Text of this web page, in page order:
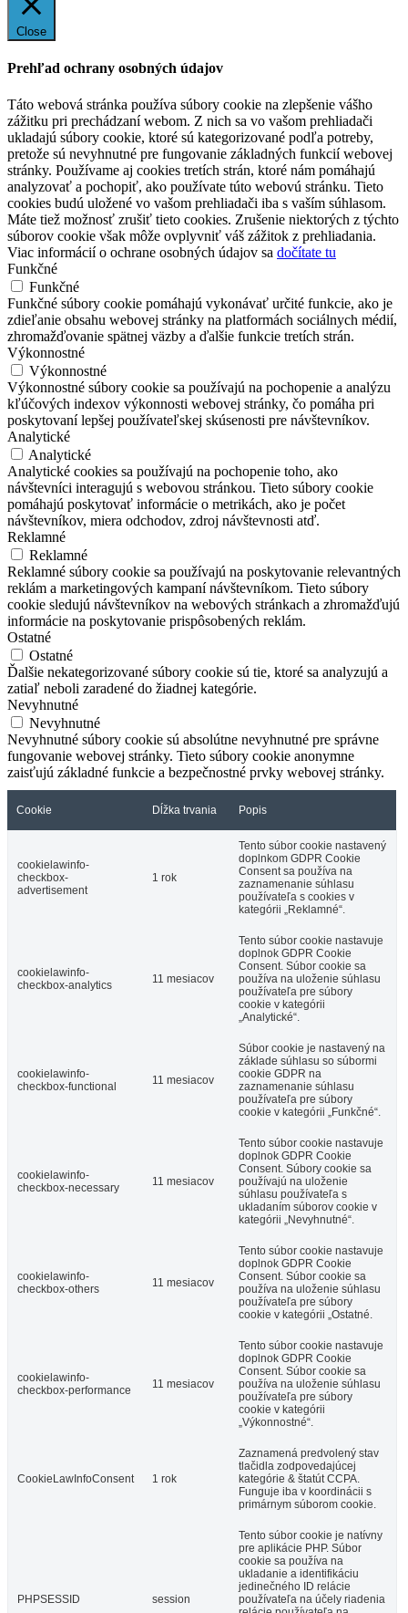
Close
Prehľad ochrany osobných údajov
Táto webová stránka používa súbory cookie na zlepšenie vášho
zážitku pri prechádzaní webom. Z nich sa vo vašom prehliadači
ukladajú súbory cookie, ktoré sú kategorizované podľa potreby,
pretože sú nevyhnutné pre fungovanie základných funkcií webovej
stránky. Používame aj cookies tretích strán, ktoré nám pomáhajú
analyzovať a pochopiť, ako používate túto webovú stránku. Tieto
cookies budú uložené vo vašom prehliadači iba s vaším súhlasom.
Máte tiež možnosť zrušiť tieto cookies. Zrušenie niektorých z týchto
súborov cookie však môže ovplyvniť váš zážitok z prehliadania.
Viac informácií o ochrane osobných údajov sa dočítate tu
Funkčné
Funkčné
Funkčné súbory cookie pomáhajú vykonávať určité funkcie, ako je
zdieľanie obsahu webovej stránky na platformách sociálnych médií,
zhromažďovanie spätnej väzby a ďalšie funkcie tretích strán.
Výkonnostné
Výkonnostné
Výkonnostné súbory cookie sa používajú na pochopenie a analýzu
kľúčových indexov výkonnosti webovej stránky, čo pomáha pri
poskytovaní lepšej používateľskej skúsenosti pre návštevníkov.
Analytické
Analytické
Analytické cookies sa používajú na pochopenie toho, ako
návštevníci interagujú s webovou stránkou. Tieto súbory cookie
pomáhajú poskytovať informácie o metrikách, ako je počet
návštevníkov, miera odchodov, zdroj návštevnosti atď.
Reklamné
Reklamné
Reklamné súbory cookie sa používajú na poskytovanie relevantných
reklám a marketingových kampaní návštevníkom. Tieto súbory
cookie sledujú návštevníkov na webových stránkach a zhromažďujú
informácie na poskytovanie prispôsobených reklám.
Ostatné
Ostatné
Ďalšie nekategorizované súbory cookie sú tie, ktoré sa analyzujú a
zatiaľ neboli zaradené do žiadnej kategórie.
Nevyhnutné
Nevyhnutné
Nevyhnutné súbory cookie sú absolútne nevyhnutné pre správne
fungovanie webovej stránky. Tieto súbory cookie anonymne
zaisťujú základné funkcie a bezpečnostné prvky webovej stránky.
Cookie Dĺžka trvania Popis
cookielawinfo-
checkbox-
advertisement
1 rok
Tento súbor cookie nastavený
doplnkom GDPR Cookie
Consent sa používa na
zaznamenanie súhlasu
používateľa s cookies v
kategórii „Reklamné“.
cookielawinfo-
checkbox-analytics
11 mesiacov
Tento súbor cookie nastavuje
doplnok GDPR Cookie
Consent. Súbor cookie sa
používa na uloženie súhlasu
používateľa pre súbory
cookie v kategórii
„Analytické“.
cookielawinfo-
checkbox-functional
11 mesiacov
Súbor cookie je nastavený na
základe súhlasu so súbormi
cookie GDPR na
zaznamenanie súhlasu
používateľa pre súbory
cookie v kategórii „Funkčné“.
cookielawinfo-
checkbox-necessary
11 mesiacov
Tento súbor cookie nastavuje
doplnok GDPR Cookie
Consent. Súbory cookie sa
používajú na uloženie
súhlasu používateľa s
ukladaním súborov cookie v
kategórii „Nevyhnutné“.
cookielawinfo-
checkbox-others
11 mesiacov
Tento súbor cookie nastavuje
doplnok GDPR Cookie
Consent. Súbor cookie sa
používa na uloženie súhlasu
používateľa pre súbory
cookie v kategórii „Ostatné.
cookielawinfo-
checkbox-performance
11 mesiacov
Tento súbor cookie nastavuje
doplnok GDPR Cookie
Consent. Súbor cookie sa
používa na uloženie súhlasu
používateľa pre súbory
cookie v kategórii
„Výkonnostné“.
CookieLawInfoConsent 1 rok
Zaznamená predvolený stav
tlačidla zodpovedajúcej
kategórie & štatút CCPA.
Funguje iba v koordinácii s
primárnym súborom cookie.
PHPSESSID session
Tento súbor cookie je natívny
pre aplikácie PHP. Súbor
cookie sa používa na
ukladanie a identifikáciu
jedinečného ID relácie
používateľa na účely riadenia